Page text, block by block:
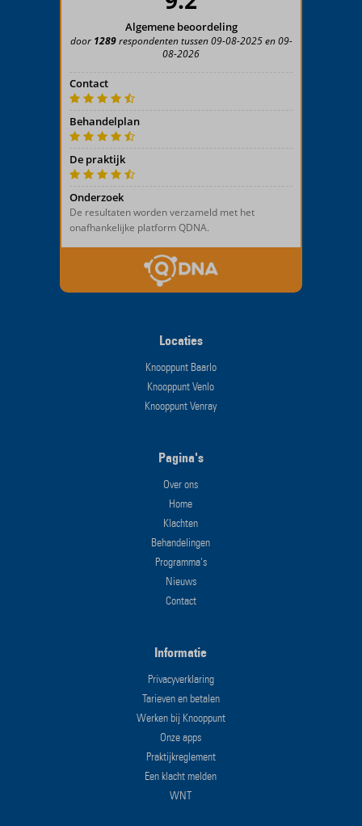
Locaties
Knooppunt Baarlo
Knooppunt Venlo
Knooppunt Venray
Pagina's
Over ons
Home
Klachten
Behandelingen
Programma's
Nieuws
Contact
Informatie
Privacyverklaring
Tarieven en betalen
Werken bij Knooppunt
Onze apps
Praktijkreglement
Een klacht melden
WNT